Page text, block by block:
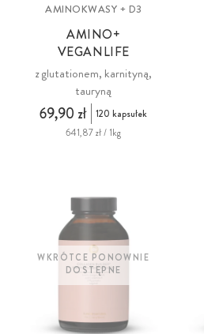
AMINOKWASY + D3
AMINO+
VEGANLIFE
z glutationem, karnityną,
tauryną
69,90 zł
120 kapsułek
641,87 zł / 1kg
WKRÓTCE PONOWNIE
DOSTĘPNE